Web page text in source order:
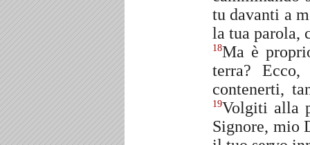
tu davanti a
la tua parola,
18Ma è
terra?
contenerti,
19Volgiti alla
Signore, mio